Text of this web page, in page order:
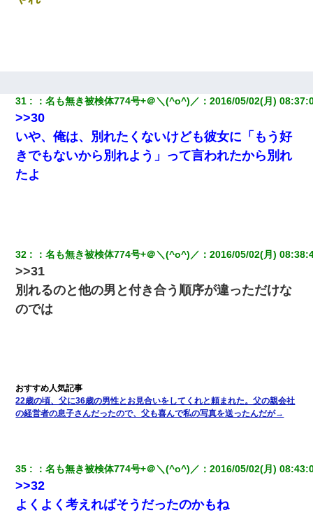
31 ：名も無き被検体774号+＠＼(^o^)／ ：2016/05/02(月)
>>30
いや、俺は、別れたくないけども彼女に「もう好
きでもないから別れよう」って言われたから別れ
たよ
32 ：名も無き被検体774号+＠＼(^o^)／ ：2016/05/02(月)
>>31
別れるのと他の男と付き合う順序が違っただけな
のでは
22歳の頃、父に36歳の男性とお見合いをしてくれと頼まれた。父の親会社
の経営者の息子さんだったので、父も喜んで私の写真を送ったんだが→
35 ：名も無き被検体774号+＠＼(^o^)／ ：2016/05/02(月)
>>32
よくよく考えればそうだったのかもね